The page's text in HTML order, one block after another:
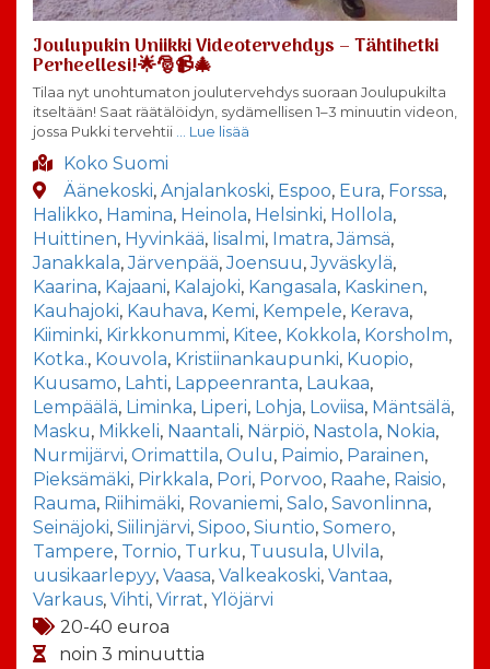
Joulupukin Uniikki Videotervehdys – Tähtihetki
Perheellesi!🌟🎅📹🎄
Tilaa nyt unohtumaton joulutervehdys suoraan Joulupukilta
itseltään! Saat räätälöidyn, sydämellisen 1–3 minuutin videon,
jossa Pukki tervehtii … Lue lisää
Koko Suomi
Äänekoski, Anjalankoski, Espoo, Eura, Forssa,
Halikko, Hamina, Heinola, Helsinki, Hollola,
Huittinen, Hyvinkää, Iisalmi, Imatra,Jämsä,
Janakkala,Järvenpää,Joensuu,Jyväskylä,
Kaarina, Kajaani, Kalajoki, Kangasala, Kaskinen,
Kauhajoki, Kauhava, Kemi, Kempele, Kerava,
Kiiminki, Kirkkonummi, Kitee, Kokkola, Korsholm,
Kotka., Kouvola, Kristiinankaupunki, Kuopio,
Kuusamo, Lahti, Lappeenranta, Laukaa,
Lempäälä, Liminka, Liperi, Lohja, Loviisa, Mäntsälä,
Masku, Mikkeli, Naantali, Närpiö, Nastola, Nokia,
Nurmijärvi, Orimattila, Oulu, Paimio, Parainen,
Pieksämäki, Pirkkala, Pori, Porvoo, Raahe, Raisio,
Rauma, Riihimäki, Rovaniemi, Salo, Savonlinna,
Seinäjoki, Siilinjärvi, Sipoo, Siuntio, Somero,
Tampere, Tornio, Turku, Tuusula, Ulvila,
uusikaarlepyy, Vaasa, Valkeakoski, Vantaa,
Varkaus, Vihti, Virrat, Ylöjärvi
20-40 euroa
noin 3 minuuttia